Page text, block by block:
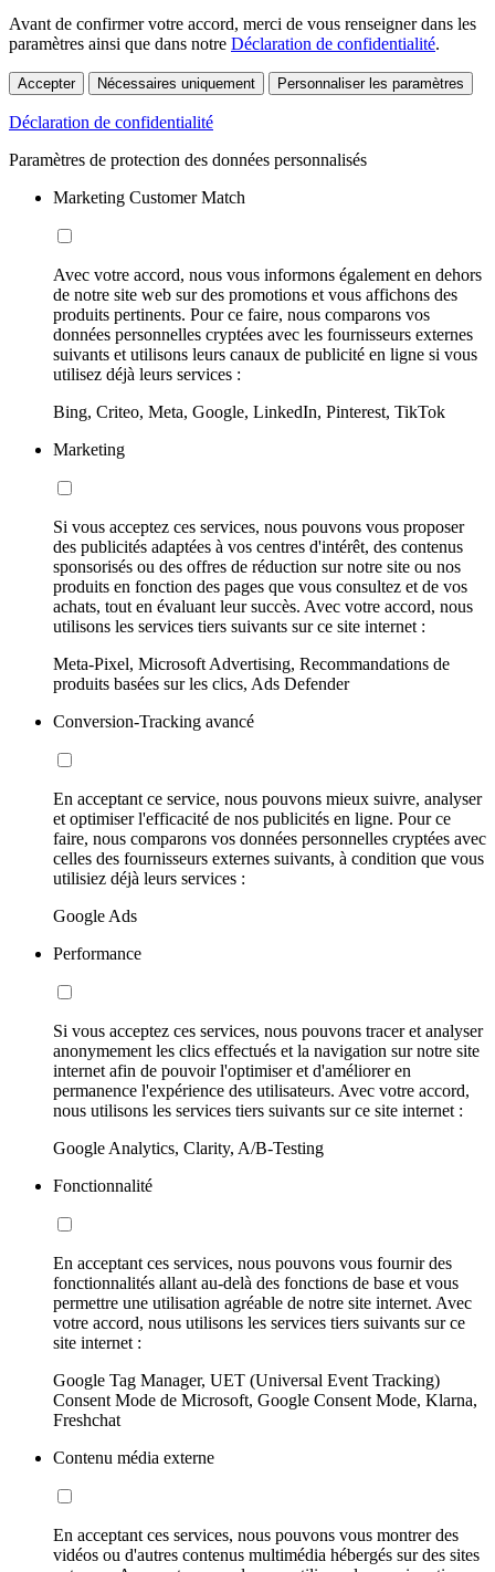
Avant de confirmer votre accord, merci de vous renseigner dans les
paramètres ainsi que dans notre Déclaration de confidentialité.
Accepter Nécessaires uniquement Personnaliser les paramètres
Déclaration de confidentialité
Paramètres de protection des données personnalisés
Marketing Customer Match
Avec votre accord, nous vous informons également en dehors
de notre site web sur des promotions et vous affichons des
produits pertinents. Pour ce faire, nous comparons vos
données personnelles cryptées avec les fournisseurs externes
suivants et utilisons leurs canaux de publicité en ligne si vous
utilisez déjà leurs services :
Bing, Criteo, Meta, Google, LinkedIn, Pinterest, TikTok
Marketing
Si vous acceptez ces services, nous pouvons vous proposer
des publicités adaptées à vos centres d'intérêt, des contenus
sponsorisés ou des offres de réduction sur notre site ou nos
produits en fonction des pages que vous consultez et de vos
achats, tout en évaluant leur succès. Avec votre accord, nous
utilisons les services tiers suivants sur ce site internet :
Meta-Pixel, Microsoft Advertising, Recommandations de
produits basées sur les clics, Ads Defender
Conversion-Tracking avancé
En acceptant ce service, nous pouvons mieux suivre, analyser
et optimiser l'efficacité de nos publicités en ligne. Pour ce
faire, nous comparons vos données personnelles cryptées avec
celles des fournisseurs externes suivants, à condition que vous
utilisiez déjà leurs services :
Google Ads
Performance
Si vous acceptez ces services, nous pouvons tracer et analyser
anonymement les clics effectués et la navigation sur notre site
internet afin de pouvoir l'optimiser et d'améliorer en
permanence l'expérience des utilisateurs. Avec votre accord,
nous utilisons les services tiers suivants sur ce site internet :
Google Analytics, Clarity, A/B-Testing
Fonctionnalité
En acceptant ces services, nous pouvons vous fournir des
fonctionnalités allant au-delà des fonctions de base et vous
permettre une utilisation agréable de notre site internet. Avec
votre accord, nous utilisons les services tiers suivants sur ce
site internet :
Google Tag Manager, UET (Universal Event Tracking)
Consent Mode de Microsoft, Google Consent Mode, Klarna,
Freshchat
Contenu média externe
En acceptant ces services, nous pouvons vous montrer des
vidéos ou d'autres contenus multimédia hébergés sur des sites